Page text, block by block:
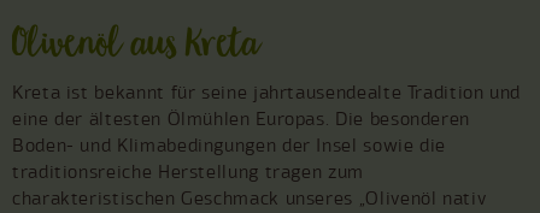
Olivenöl aus Kreta
Kreta ist bekannt für seine jahrtausendealte Tradition und
eine der ältesten Ölmühlen Europas. Die besonderen
Boden- und Klimabedingungen der Insel sowie die
traditionsreiche Herstellung tragen zum
charakteristischen Geschmack unseres „Olivenöl nativ